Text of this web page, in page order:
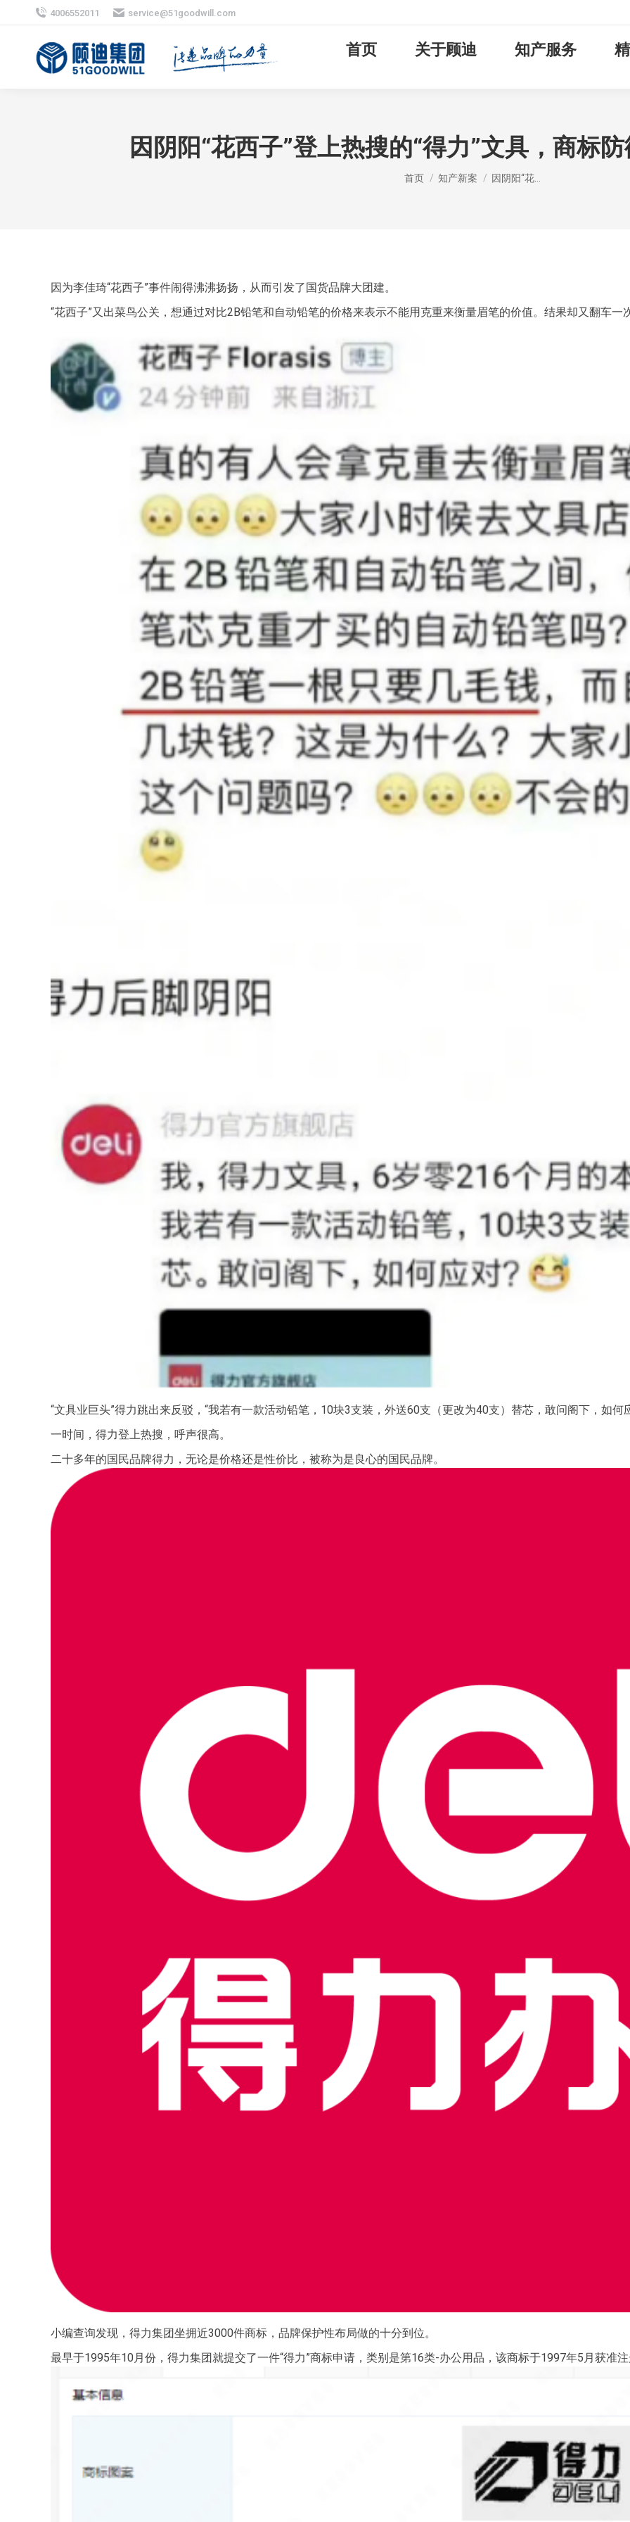
4006552011 service@51goodwill.com
首页 关于顾迪 知产服务
因阴阳“花西子”登上热搜的“得力”文具，商标
您在这里：
首页 知产新案 因阴阳“花…
因为李佳琦“花西子”事件闹得沸沸扬扬，从而引发了国货品牌大团建。
“花西子”又出菜鸟公关，想通过对比2B铅笔和自动铅笔的价格来表示不能用克重来衡量眉笔的价值。结果却又翻车一
“文具业巨头”得力跳出来反驳，“我若有一款活动铅笔，10块3支装，外送60支（更改为40支）替芯，敢问阁下，如何
一时间，得力登上热搜，呼声很高。
二十多年的国民品牌得力，无论是价格还是性价比，被称为是良心的国民品牌。
小编查询发现，得力集团坐拥近3000件商标，品牌保护性布局做的十分到位。
最早于1995年10月份，得力集团就提交了一件“得力”商标申请，类别是第16类-办公用品，该商标于1997年5月获准